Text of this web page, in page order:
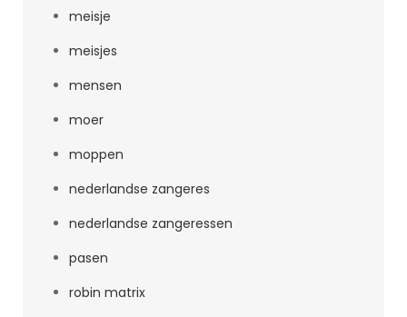
meisje
meisjes
mensen
moer
moppen
nederlandse zangeres
nederlandse zangeressen
pasen
robin matrix